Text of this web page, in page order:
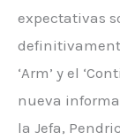
expectativas
‘Arm’ y el
nueva
la Jefa,